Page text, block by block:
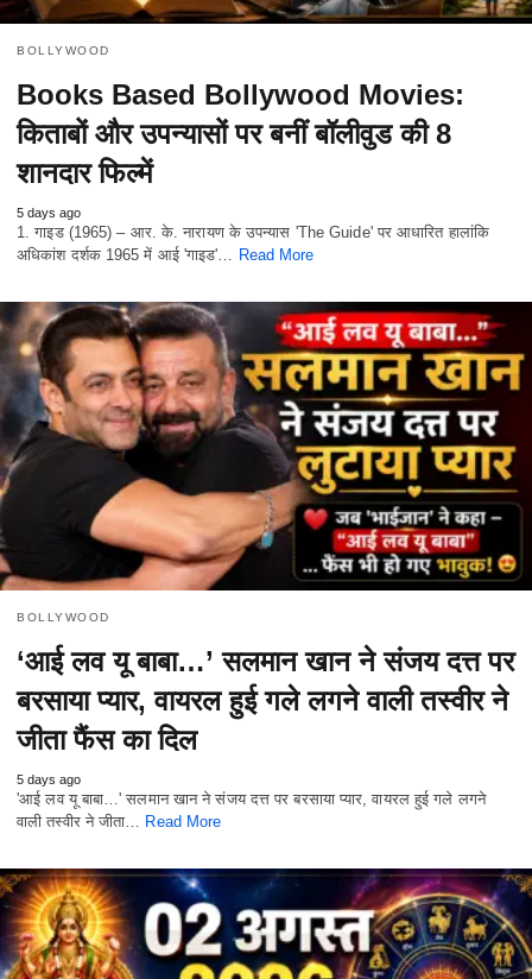
BOLLYWOOD
Books Based Bollywood Movies:
किताबों और उपन्यासों पर बनीं बॉलीवुड की 8
शानदार फिल्में
5 days ago
1. गाइड (1965) – आर. के. नारायण के उपन्यास 'The Guide' पर आधारित हालांकि
अधिकांश दर्शक 1965 में आई 'गाइड'…
Read More
BOLLYWOOD
‘आई लव यू बाबा…’ सलमान खान ने संजय दत्त पर
बरसाया प्यार, वायरल हुई गले लगने वाली तस्वीर ने
जीता फैंस का दिल
5 days ago
'आई लव यू बाबा…' सलमान खान ने संजय दत्त पर बरसाया प्यार, वायरल हुई गले लगने
वाली तस्वीर ने जीता… Read More